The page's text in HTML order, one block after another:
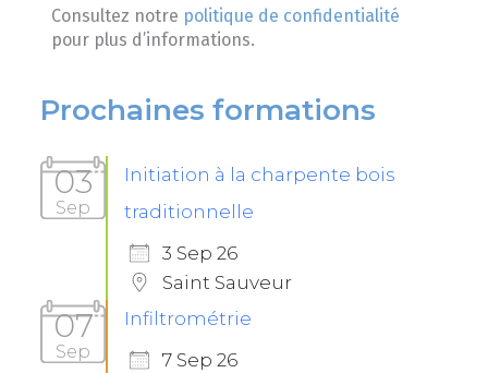
Consultez notre politique de confidentialité
pour plus d’informations.
Prochaines formations
03
Sep
Initiation à la charpente bois
traditionnelle
3 Sep 26
Saint Sauveur
07
Sep
Infiltrométrie
7 Sep 26